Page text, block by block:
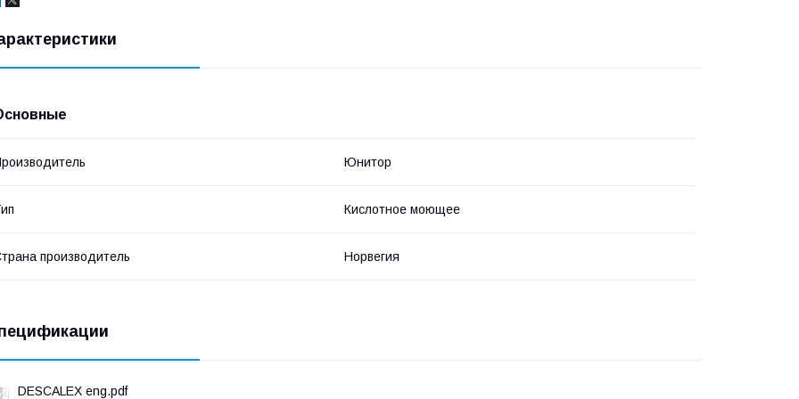
Юнитор
Кислотное моющее
производитель Норвегия
DESCALEX eng.pdf